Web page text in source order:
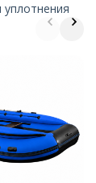
уплотнения